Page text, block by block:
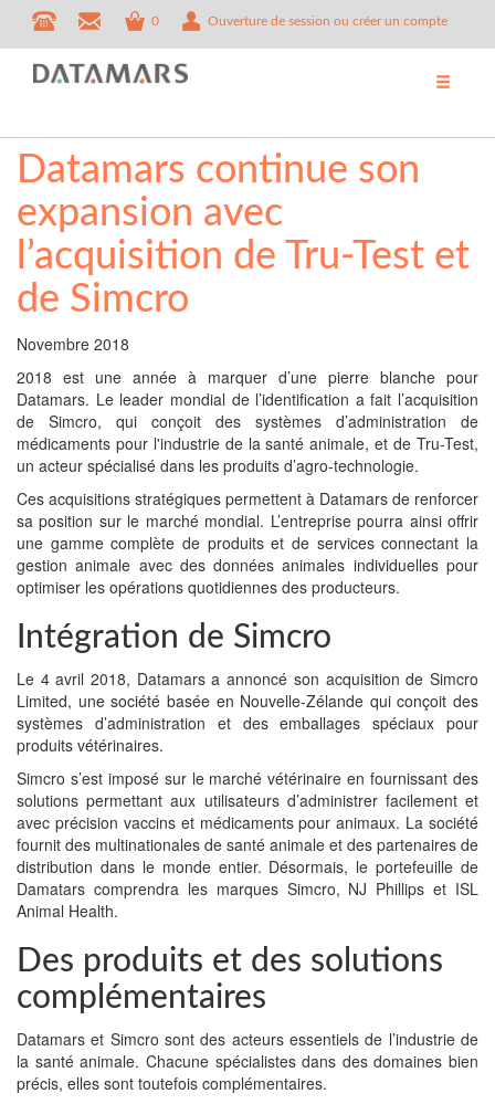
Ouverture de session ou créer un compte
0
Datamars continue son
expansion avec
l’acquisition de Tru-Test et
de Simcro
Novembre 2018
2018 est une année à marquer d’une pierre blanche pour
Datamars. Le leader mondial de l’identification a fait l’acquisition
de Simcro, qui conçoit des systèmes d’administration de
médicaments pour l'industrie de la santé animale, et de Tru-Test,
un acteur spécialisé dans les produits d’agro-technologie.
Ces acquisitions stratégiques permettent à Datamars de renforcer
sa position sur le marché mondial. L’entreprise pourra ainsi offrir
une gamme complète de produits et de services connectant la
gestion animale avec des données animales individuelles pour
optimiser les opérations quotidiennes des producteurs.
Intégration de Simcro
Le 4 avril 2018, Datamars a annoncé son acquisition de Simcro
Limited, une société basée en Nouvelle-Zélande qui conçoit des
systèmes d’administration et des emballages spéciaux pour
produits vétérinaires.
Simcro s’est imposé sur le marché vétérinaire en fournissant des
solutions permettant aux utilisateurs d’administrer facilement et
avec précision vaccins et médicaments pour animaux. La société
fournit des multinationales de santé animale et des partenaires de
distribution dans le monde entier. Désormais, le portefeuille de
Damatars comprendra les marques Simcro, NJ Phillips et ISL
Animal Health.
Des produits et des solutions
complémentaires
Datamars et Simcro sont des acteurs essentiels de l’industrie de
la santé animale. Chacune spécialistes dans des domaines bien
précis, elles sont toutefois complémentaires.